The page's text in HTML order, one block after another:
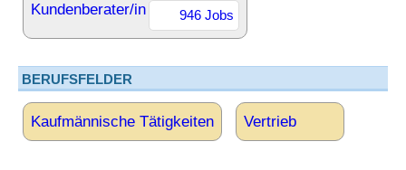
Kundenberater/in 946 Jobs
BERUFSFELDER
Kaufmännische Tätigkeiten Vertrieb